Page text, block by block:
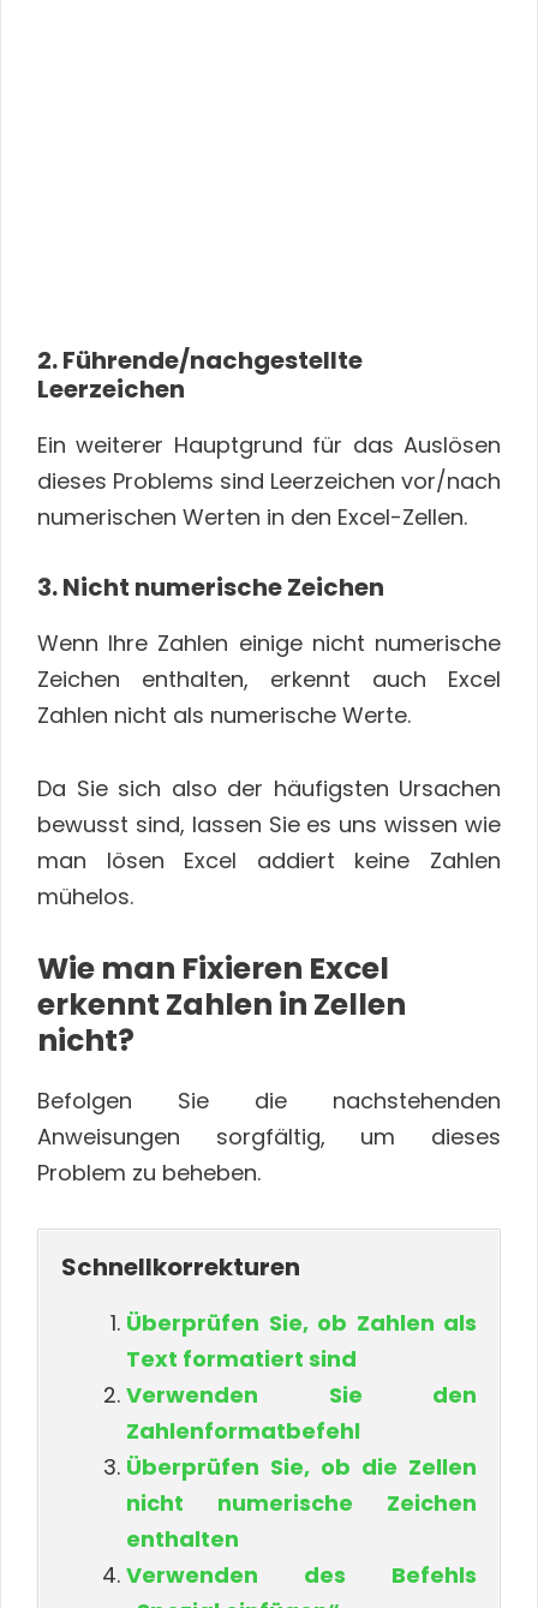
2. Führende/nachgestellte
Leerzeichen
Ein weiterer Hauptgrund für das Auslösen
dieses Problems sind Leerzeichen vor/nach
numerischen Werten in den Excel-Zellen.
3. Nicht numerische Zeichen
Wenn Ihre Zahlen einige nicht numerische
Zeichen enthalten, erkennt auch Excel
Zahlen nicht als numerische Werte.
Da Sie sich also der häufigsten Ursachen
bewusst sind, lassen Sie es uns wissen wie
man lösen Excel addiert keine Zahlen
mühelos.
Wie man Fixieren Excel
erkennt Zahlen in Zellen
nicht?
Befolgen Sie die nachstehenden
Anweisungen sorgfältig, um dieses
Problem zu beheben.
Schnellkorrekturen
Überprüfen Sie, ob Zahlen als
Text formatiert sind
Verwenden Sie den
Zahlenformatbefehl
Überprüfen Sie, ob die Zellen
nicht numerische Zeichen
enthalten
Verwenden des Befehls